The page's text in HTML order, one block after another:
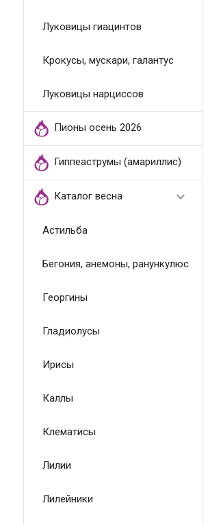
Луковицы гиацинтов
Крокусы, мускари, галантус
Луковицы нарциссов
Пионы осень 2026
Гиппеаструмы (амариллис)
Каталог весна 
Астильба
Бегония, анемоны, ранункулюс
Георгины
Гладиолусы
Ирисы
Каллы
Клематисы
Лилии
Лилейники